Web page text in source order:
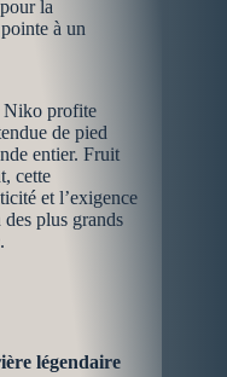
la
à un
Niko profite
de pied
entier. Fruit
cette
et l’exigence
plus grands
.
légendaire